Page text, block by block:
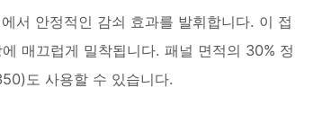
서 안정적인 감쇠 효과를 발휘합니다. 이 접
매끄럽게 밀착됩니다. 패널 면적의 30% 정
도 사용할 수 있습니다.